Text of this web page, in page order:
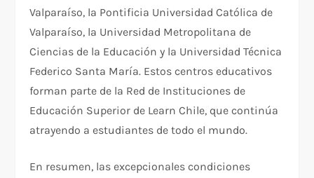
Valparaíso, la Pontificia Universidad Católica de
Valparaíso, la Universidad Metropolitana de
Ciencias de la Educación y la Universidad Técnica
Federico Santa María. Estos centros educativos
forman parte de la Red de Instituciones de
Educación Superior de Learn Chile, que continúa
atrayendo a estudiantes de todo el mundo.
En resumen, las excepcionales condiciones